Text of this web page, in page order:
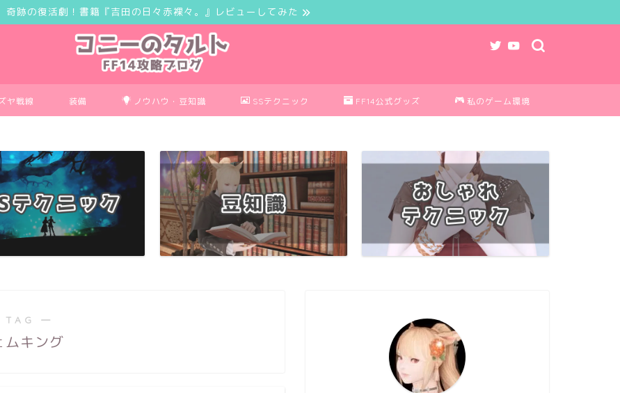
奇跡の復活劇！書籍『吉田の日々赤裸々。』レビューしてみた
ヤ戦線 装備 ノウハウ・豆知識 SSテクニック FF14公式グッズ 私のゲーム環境
―
ムキング